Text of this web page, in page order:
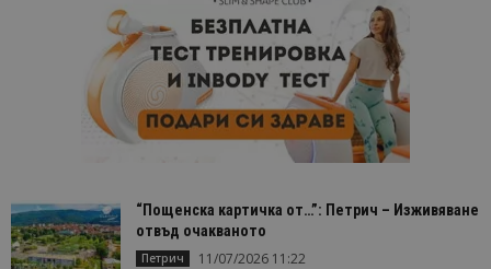
“Пощенска картичка от…”: Петрич – Изживяване
отвъд очакваното
Петрич 11/07/2026 11:22